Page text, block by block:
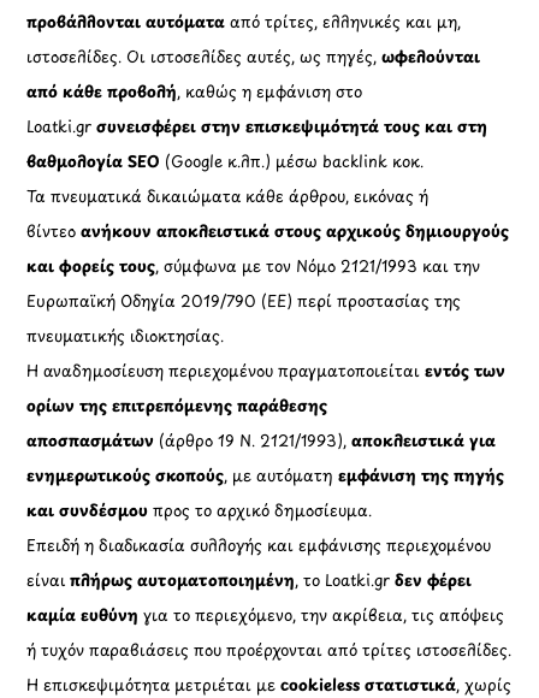
προβάλλονται αυτόματααπό τρίτες, ελληνικές και μη,
ιστοσελίδες. Οι ιστοσελίδες αυτές, ως πηγές,ωφελούνται
από κάθε προβολή, καθώς η εμφάνιση στο
Loatki.gr συνεισφέρει στην επισκεψιμότητά τους και στη
βαθμολογία SEO (Google κ.λπ.) μέσω backlink κοκ.
Τα πνευματικά δικαιώματα κάθε άρθρου, εικόνας ή
βίντεοανήκουν αποκλειστικά στους αρχικούς δημιουργούς
και φορείς τους, σύμφωνα με τον Νόμο 2121/1993 και την
Ευρωπαϊκή Οδηγία 2019/790 (ΕΕ) περί προστασίας της
πνευματικής ιδιοκτησίας.
Η αναδημοσίευση περιεχομένου πραγματοποιείταιεντός των
ορίων της επιτρεπόμενης παράθεσης
αποσπασμάτων (άρθρο 19 Ν. 2121/1993), αποκλειστικά για
ενημερωτικούς σκοπούς, με αυτόματηεμφάνιση της πηγής
και συνδέσμου προς το αρχικό δημοσίευμα.
Επειδή η διαδικασία συλλογής και εμφάνισης περιεχομένου
είναιπλήρως αυτοματοποιημένη, το Loatki.grδεν φέρει
καμία ευθύνη για το περιεχόμενο, την ακρίβεια, τις απόψεις
ή τυχόν παραβιάσεις που προέρχονται από τρίτες ιστοσελίδες.
Η επισκεψιμότητα μετριέται μεcookieless στατιστικά, χωρίς